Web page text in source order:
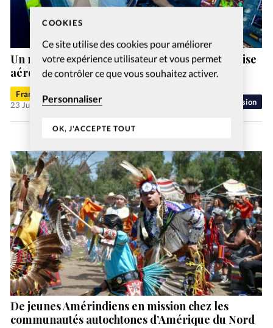
COOKIES
Ce site utilise des cookies pour améliorer
votre expérience utilisateur et vous permet
de contrôler ce que vous souhaitez activer.
Personnaliser
OK, J'ACCEPTE TOUT
Mission
Un nouveau directeur général pour l’entreprise
aéronautique chrétienne MAF Suisse
Francis-George Sarpédon
23 Juil 2026
De jeunes Amérindiens en mission chez les
communautés autochtones d’Amérique du Nord